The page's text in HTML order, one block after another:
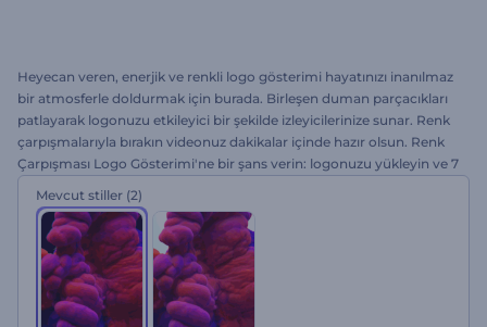
Heyecan veren, enerjik ve renkli logo gösterimi hayatınızı inanılmaz
bir atmosferle doldurmak için burada. Birleşen duman parçacıkları
patlayarak logonuzu etkileyici bir şekilde izleyicilerinize sunar. Renk
çarpışmalarıyla bırakın videonuz dakikalar içinde hazır olsun. Renk
Çarpışması Logo Gösterimi'ne bir şans verin: logonuzu yükleyin ve 7
Mevcut stiller (2)